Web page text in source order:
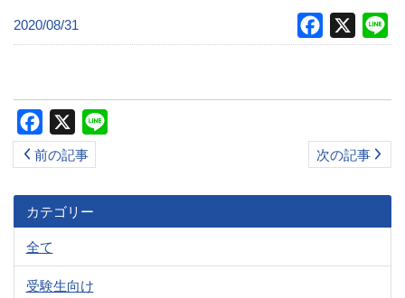
2020/08/31 Facebook
Facebook
前の記事 次の記事
カテゴリー
全て
受験生向け